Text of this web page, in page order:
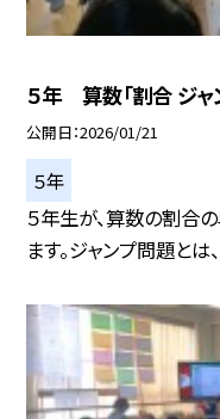
５年 算数「割合 ジャ
公開日 2026/01/21
５年
５年生が、算数の割合
ます。ジャンプ問題とは